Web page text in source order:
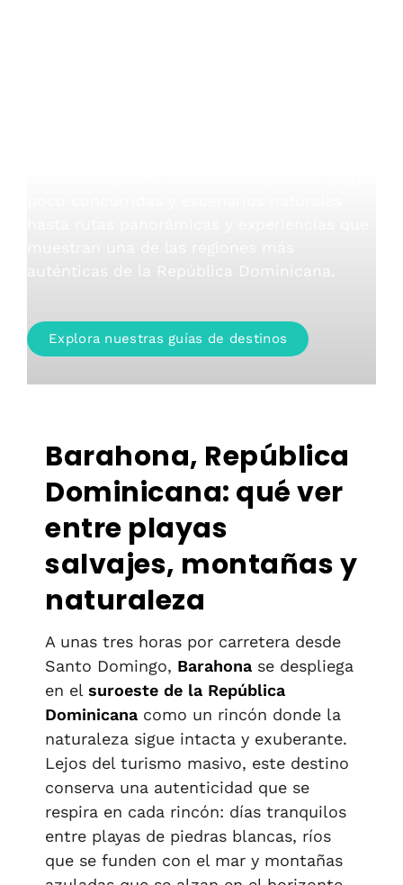
Explora nuestras guías de destinos
Barahona, República
Dominicana: qué ver
entre playas
salvajes, montañas y
naturaleza
A unas tres horas por carretera desde
Santo Domingo, Barahona se despliega
en el suroeste de la República
Dominicana como un rincón donde la
naturaleza sigue intacta y exuberante.
Lejos del turismo masivo, este destino
conserva una autenticidad que se
respira en cada rincón: días tranquilos
entre playas de piedras blancas, ríos
que se funden con el mar y montañas